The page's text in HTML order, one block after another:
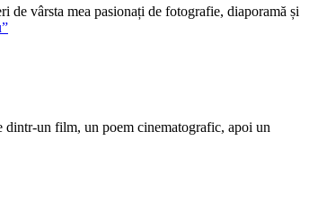
de vârsta mea pasionați de fotografie, diaporamă și
un film, un poem cinematografic, apoi un